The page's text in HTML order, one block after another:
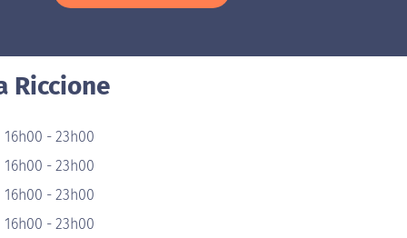
Riccione
- 23h00
- 23h00
- 23h00
- 23h00